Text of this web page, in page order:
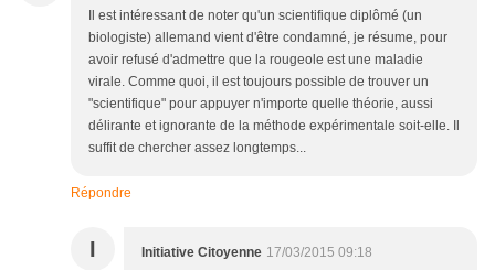
Il est intéressant de noter qu'un scientifique diplômé (un
biologiste) allemand vient d'être condamné, je résume, pour
avoir refusé d'admettre que la rougeole est une maladie
virale. Comme quoi, il est toujours possible de trouver un
"scientifique" pour appuyer n'importe quelle théorie, aussi
délirante et ignorante de la méthode expérimentale soit-elle. Il
suffit de chercher assez longtemps...
Répondre
I Initiative Citoyenne 17/03/2015 09:18